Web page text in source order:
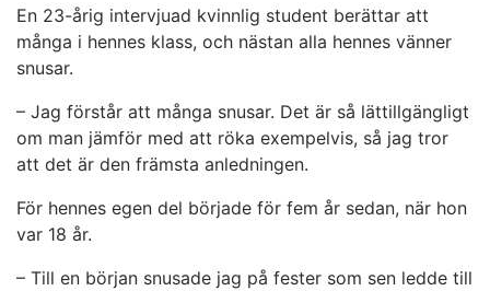
En 23-årig intervjuad kvinnlig student berättar att
många i hennes klass, och nästan alla hennes vänner
snusar.
­– Jag förstår att många snusar. Det är så lättillgängligt
om man jämför med att röka exempelvis, så jag tror
att det är den främsta anledningen.
För hennes egen del började för fem år sedan, när hon
var 18 år.
– Till en början snusade jag på fester som sen ledde till